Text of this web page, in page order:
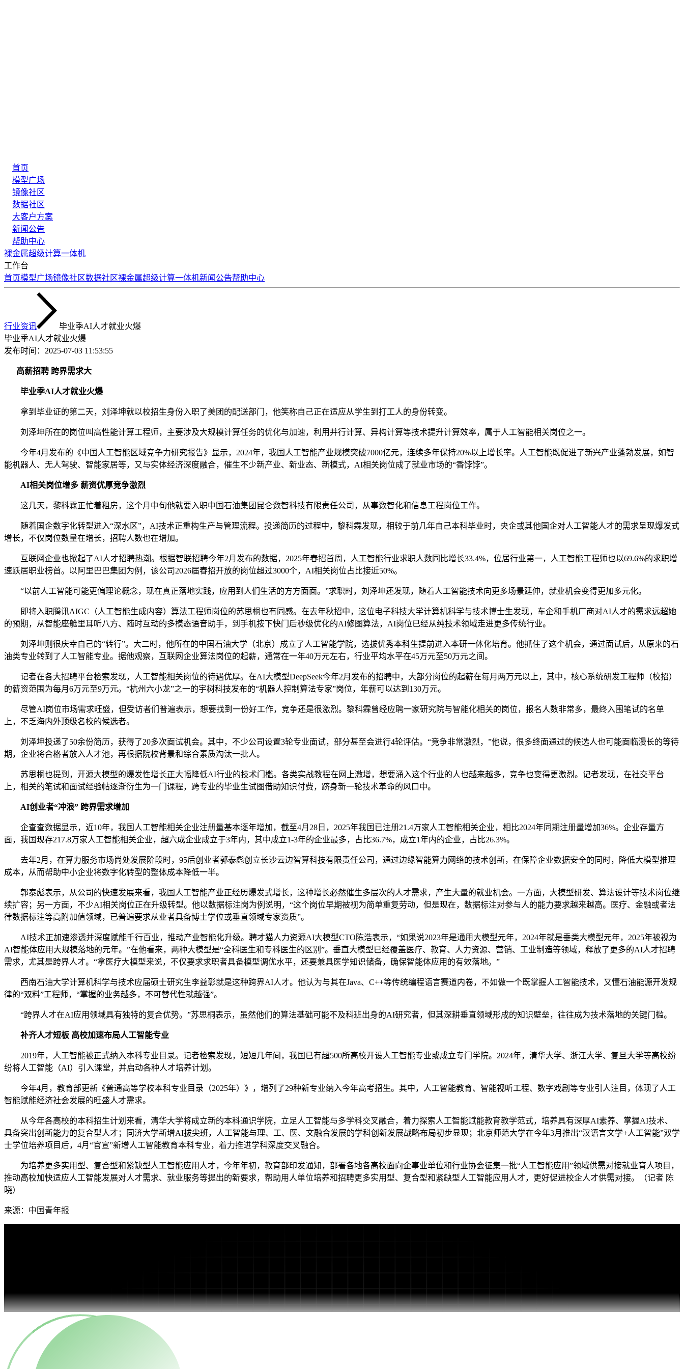
首页
模型广场
镜像社区
数据社区
大客户方案
新闻公告
帮助中心
裸金属超级计算一体机
工作台
首页模型广场镜像社区数据社区裸金属超级计算一体机新闻公告帮助中心
行业资讯
毕业季AI人才就业火爆
毕业季AI人才就业火爆
发布时间： 2025-07-03 11:53:55
高薪招聘 跨界需求大
毕业季AI人才就业火爆
拿到毕业证的第二天，刘泽坤就以校招生身份入职了美团的配送部门，他笑称自己正在适应从学生到打工人的身份转变。
刘泽坤所在的岗位叫高性能计算工程师，主要涉及大规模计算任务的优化与加速，利用并行计算、异构计算等技术提升计算效率，属于人工智能相关岗位之一。
今年4月发布的《中国人工智能区域竞争力研究报告》显示，2024年，我国人工智能产业规模突破7000亿元，连续多年保持20%以上增长率。人工智能既促进了新兴产业蓬勃发展，如智
能机器人、无人驾驶、智能家居等，又与实体经济深度融合，催生不少新产业、新业态、新模式，AI相关岗位成了就业市场的“香饽饽”。
AI相关岗位增多 薪资优厚竞争激烈
这几天，黎科霖正忙着租房，这个月中旬他就要入职中国石油集团昆仑数智科技有限责任公司，从事数智化和信息工程岗位工作。
随着国企数字化转型进入“深水区”，AI技术正重构生产与管理流程。投递简历的过程中，黎科霖发现，相较于前几年自己本科毕业时，央企或其他国企对人工智能人才的需求呈现爆发式
增长，不仅岗位数量在增长，招聘人数也在增加。
互联网企业也掀起了AI人才招聘热潮。根据智联招聘今年2月发布的数据，2025年春招首周，人工智能行业求职人数同比增长33.4%，位居行业第一，人工智能工程师也以69.6%的求职增
速跃居职业榜首。以阿里巴巴集团为例，该公司2026届春招开放的岗位超过3000个，AI相关岗位占比接近50%。
“以前人工智能可能更偏理论概念，现在真正落地实践，应用到人们生活的方方面面。”求职时，刘泽坤还发现，随着人工智能技术向更多场景延伸，就业机会变得更加多元化。
即将入职腾讯AIGC（人工智能生成内容）算法工程师岗位的苏思桐也有同感。在去年秋招中，这位电子科技大学计算机科学与技术博士生发现，车企和手机厂商对AI人才的需求远超她
的预期，从智能座舱里耳听八方、随时互动的多模态语音助手，到手机按下快门后秒级优化的AI修图算法，AI岗位已经从纯技术领域走进更多传统行业。
刘泽坤则很庆幸自己的“转行”。大二时，他所在的中国石油大学（北京）成立了人工智能学院，选拔优秀本科生提前进入本研一体化培育。他抓住了这个机会，通过面试后，从原来的石
油类专业转到了人工智能专业。据他观察，互联网企业算法岗位的起薪，通常在一年40万元左右，行业平均水平在45万元至50万元之间。
记者在各大招聘平台检索发现，人工智能相关岗位的待遇优厚。在AI大模型DeepSeek今年2月发布的招聘中，大部分岗位的起薪在每月两万元以上，其中，核心系统研发工程师（校招）
的薪资范围为每月6万元至9万元。“杭州六小龙”之一的宇树科技发布的“机器人控制算法专家”岗位，年薪可以达到130万元。
尽管AI岗位市场需求旺盛，但受访者们普遍表示，想要找到一份好工作，竞争还是很激烈。黎科霖曾经应聘一家研究院与智能化相关的岗位，报名人数非常多，最终入围笔试的名单
上，不乏海内外顶级名校的候选者。
刘泽坤投递了50余份简历，获得了20多次面试机会。其中，不少公司设置3轮专业面试，部分甚至会进行4轮评估。“竞争非常激烈，”他说，很多终面通过的候选人也可能面临漫长的等待
期，企业将合格者放入人才池，再根据院校背景和综合素质淘汰一批人。
苏思桐也提到，开源大模型的爆发性增长正大幅降低AI行业的技术门槛。各类实战教程在网上激增，想要涌入这个行业的人也越来越多，竞争也变得更激烈。记者发现，在社交平台
上，相关的笔试和面试经验帖逐渐衍生为一门课程，跨专业的毕业生试图借助知识付费，跻身新一轮技术革命的风口中。
AI创业者“冲浪” 跨界需求增加
企查查数据显示，近10年，我国人工智能相关企业注册量基本逐年增加，截至4月28日，2025年我国已注册21.4万家人工智能相关企业，相比2024年同期注册量增加36%。企业存量方
面，我国现存217.8万家人工智能相关企业，超六成企业成立于3年内，其中成立1-3年的企业最多，占比36.7%，成立1年内的企业，占比26.3%。
去年2月，在算力服务市场尚处发展阶段时，95后创业者郭泰彪创立长沙云边智算科技有限责任公司，通过边缘智能算力网络的技术创新，在保障企业数据安全的同时，降低大模型推理
成本，从而帮助中小企业将数字化转型的整体成本降低一半。
郭泰彪表示，从公司的快速发展来看，我国人工智能产业正经历爆发式增长，这种增长必然催生多层次的人才需求，产生大量的就业机会。一方面，大模型研发、算法设计等技术岗位继
续扩容；另一方面，不少AI相关岗位正在升级转型。他以数据标注岗为例说明，“这个岗位早期被视为简单重复劳动，但是现在，数据标注对参与人的能力要求越来越高。医疗、金融或者法
律数据标注等高附加值领域，已普遍要求从业者具备博士学位或垂直领域专家资质”。
AI技术正加速渗透并深度赋能千行百业，推动产业智能化升级。聘才猫人力资源AI大模型CTO陈浩表示，“如果说2023年是通用大模型元年，2024年就是垂类大模型元年，2025年被视为
AI智能体应用大规模落地的元年。”在他看来，两种大模型是“全科医生和专科医生的区别”。垂直大模型已经覆盖医疗、教育、人力资源、营销、工业制造等领域，释放了更多的AI人才招聘
需求，尤其是跨界人才。“拿医疗大模型来说，不仅要求求职者具备模型调优水平，还要兼具医学知识储备，确保智能体应用的有效落地。”
西南石油大学计算机科学与技术应届硕士研究生李益彰就是这种跨界AI人才。他认为与其在Java、C++等传统编程语言赛道内卷，不如做一个既掌握人工智能技术，又懂石油能源开发规
律的“双料”工程师，“掌握的业务越多，不可替代性就越强”。
“跨界人才在AI应用领域具有独特的复合优势。”苏思桐表示，虽然他们的算法基础可能不及科班出身的AI研究者，但其深耕垂直领域形成的知识壁垒，往往成为技术落地的关键门槛。
补齐人才短板 高校加速布局人工智能专业
2019年，人工智能被正式纳入本科专业目录。记者检索发现，短短几年间，我国已有超500所高校开设人工智能专业或成立专门学院。2024年，清华大学、浙江大学、复旦大学等高校纷
纷将人工智能（AI）引入课堂，并启动各种人才培养计划。
今年4月，教育部更新《普通高等学校本科专业目录（2025年）》，增列了29种新专业纳入今年高考招生。其中，人工智能教育、智能视听工程、数字戏剧等专业引人注目，体现了人工
智能赋能经济社会发展的旺盛人才需求。
从今年各高校的本科招生计划来看，清华大学将成立新的本科通识学院，立足人工智能与多学科交叉融合，着力探索人工智能赋能教育教学范式，培养具有深厚AI素养、掌握AI技术、
具备突出创新能力的复合型人才；同济大学新增AI拔尖班，人工智能与理、工、医、文融合发展的学科创新发展战略布局初步显现；北京师范大学在今年3月推出“汉语言文学+人工智能”双学
士学位培养项目后，4月“官宣”新增人工智能教育本科专业，着力推进学科深度交叉融合。
为培养更多实用型、复合型和紧缺型人工智能应用人才，今年年初，教育部印发通知，部署各地各高校面向企事业单位和行业协会征集一批“人工智能应用”领域供需对接就业育人项目，
推动高校加快适应人工智能发展对人才需求、就业服务等提出的新要求，帮助用人单位培养和招聘更多实用型、复合型和紧缺型人工智能应用人才，更好促进校企人才供需对接。（记者 陈
晓）
来源：中国青年报